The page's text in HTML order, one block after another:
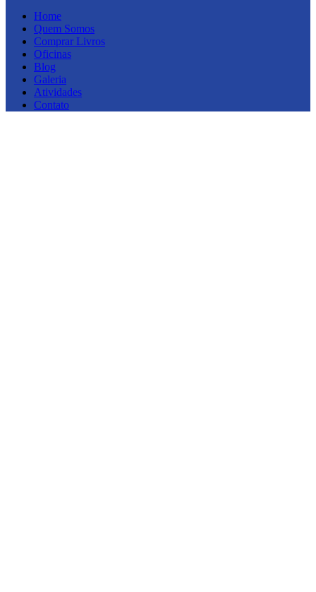
Home
Quem Somos
Comprar Livros
Oficinas
Blog
Galeria
Atividades
Contato